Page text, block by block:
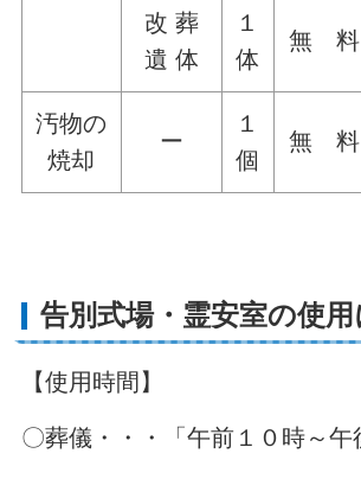
改 葬
遺 体
１
体
無 料
汚物の
焼却
ー
１
個
無 料
告別式場・霊安室の使
【使用時間】
〇葬儀・・・「午前１０時～午